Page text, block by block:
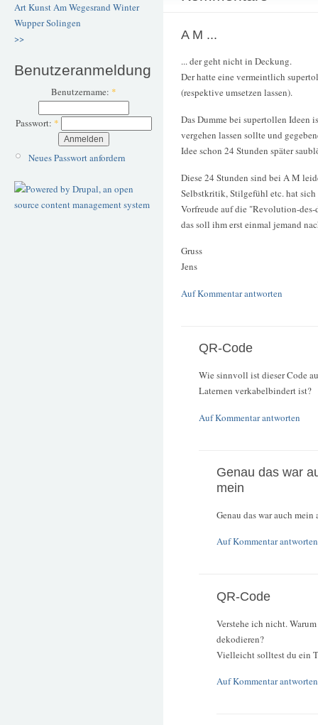
ArtKunstAm Wegesrand Winter
WupperSolingen
>>
Benutzeranmeldung
Benutzername: *
Passwort: *
Neues Passwort anfordern
A M ...
... der geht nicht in Deckung.
Der hatte eine vermeintlich
(respektive umsetzen lassen).
Das Dumme bei supertollen Ideen
vergehen lassen sollte und
Idee schon 24 Stunden später
Diese 24 Stunden sind bei A M
Selbstkritik, Stilgefühl etc. hat
Vorfreude auf die "Revolution-
das soll ihm erst einmal jemand
Gruss
Jens
Auf Kommentar antworten
QR-Code
Wie sinnvoll ist dieser Code
Laternen verkabelbindert ist?
Auf Kommentar antworten
Genau das war
mein
Genau das war auch
Auf Kommentar antworten
QR-Code
Verstehe ich nicht.
dekodieren?
Vielleicht solltest du ein
Auf Kommentar antworten